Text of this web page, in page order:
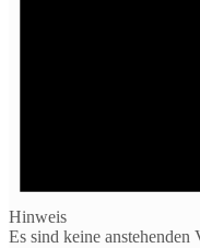
Hinweis
Es sind keine anstehenden